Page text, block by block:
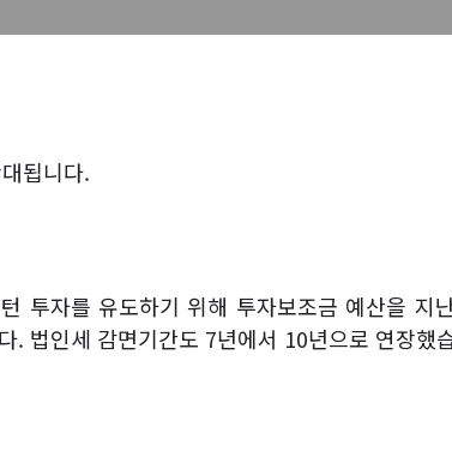
됩니다.
투자를 유도하기 위해 투자보조금 예산을 지
. 법인세 감면기간도 7년에서 10년으로 연장했